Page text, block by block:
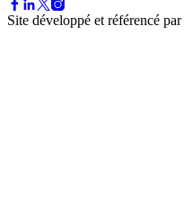
Site développé et référencé par